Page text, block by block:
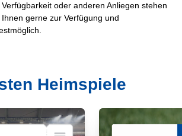
oder anderen Anliegen stehen
gerne zur Verfügung und
Heimspiele